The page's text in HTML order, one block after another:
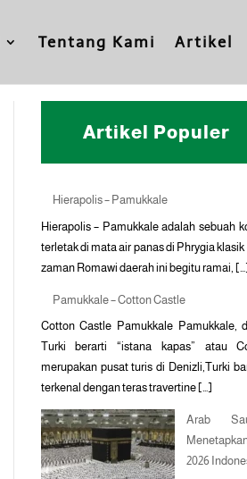
Tentang Kami Artikel
Artikel Populer
Hierapolis – Pamukkale
Hierapolis – Pamukkale adalah sebuah
terletak di mata air panas di Phrygia
zaman Romawi daerah ini begitu ramai,
Pamukkale – Cotton Castle
Cotton Castle Pamukkale Pamukkale,
Turki berarti “istana kapas” atau
merupakan pusat turis di Denizli,Turki
terkenal dengan teras travertine […]
Arab
2026